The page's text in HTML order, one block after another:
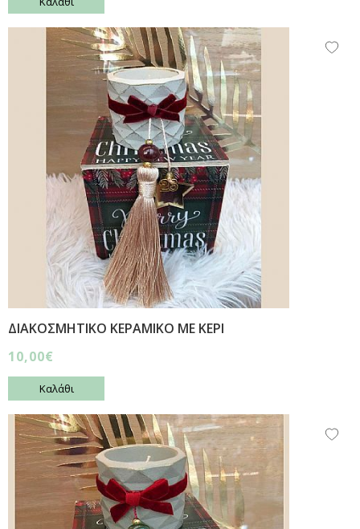
ΔΙΑΚΟΣΜΗΤΙΚΟ ΚΕΡΑΜΙΚΟ ΜΕ ΚΕΡΙ
10,00€
Καλάθι